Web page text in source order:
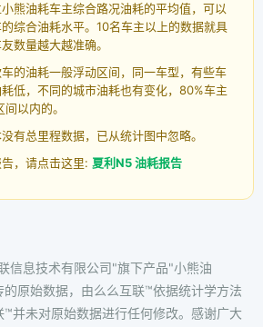
熊油耗车主综合路况油耗的平均值，可以
综合油耗水平。10名车主以上的数据就具
数量越大越准确。
的油耗一般浮动区间，同一车型，有些车
低，不同的城市油耗也有变化，80%车主
以内的。
有总里程数据，已从统计图中忽略。
，请点击这里: 夏利N5 油耗报告
信息技术有限公司"旗下产品"小熊油
原始数据，由么么互联™依据统计学方法
并未对原始数据进行任何修改。感谢广大